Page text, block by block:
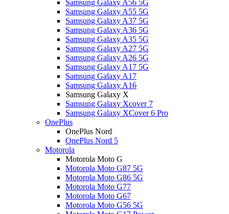
Samsung Galaxy A56 5G
Samsung Galaxy A55 5G
Samsung Galaxy A37 5G
Samsung Galaxy A36 5G
Samsung Galaxy A35 5G
Samsung Galaxy A27 5G
Samsung Galaxy A26 5G
Samsung Galaxy A17 5G
Samsung Galaxy A17
Samsung Galaxy A16
Samsung Galaxy X
Samsung Galaxy Xcover 7
Samsung Galaxy XCover 6 Pro
OnePlus
OnePlus Nord
OnePlus Nord 5
Motorola
Motorola Moto G
Motorola Moto G87 5G
Motorola Moto G86 5G
Motorola Moto G77
Motorola Moto G67
Motorola Moto G56 5G